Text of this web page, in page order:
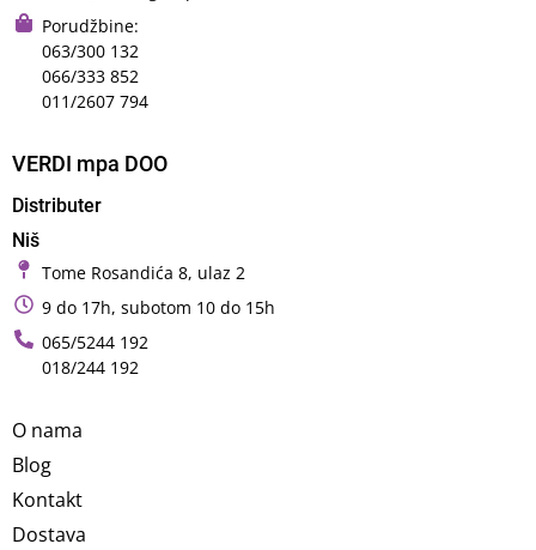
Porudžbine:
063/300 132
066/333 852
011/2607 794
VERDI mpa DOO
Distributer
Niš
Tome Rosandića 8, ulaz 2
9 do 17h, subotom 10 do 15h
065/5244 192
018/244 192
O nama
Blog
Kontakt
Dostava